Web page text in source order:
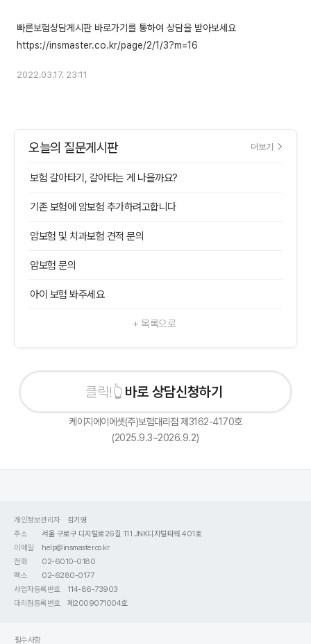
빠른보험상담게시판 바로가기를 통하여 상담을 받아보세요
2022.03.17. 23:11
오늘의 질문게시판 더보기
보험 갈아타기, 갈아타는 게 나을까요?
기존 보험에 암보험 추가하려고합니다
암보험 및 치과보험 견적 문의
암보험 문의
아이 보험 봐주세요
+ 목록으로
바로 상담신청하기
케이지에이에셋(주)보험대리점 제3162-4170호
(2025.9.3~2026.9.2)
개인정보관리자
김기영
주소
서울 구로구 디지털로26길 111 JNK디지털타워 401호
이메일
help@insmaster.co.kr
전화
02-6010-0180
팩스
02-6280-0177
사업자등록번호
114-86-73903
대리점등록번호
제2009071004호
필수사항